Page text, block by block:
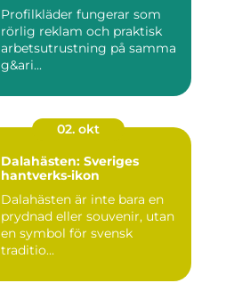
Profilkläder fungerar som
rörlig reklam och praktisk
arbetsutrustning på samma
g&ari...
02. okt
Dalahästen: Sveriges
hantverks-ikon
Dalahästen är inte bara en
prydnad eller souvenir, utan
en symbol för svensk
traditio...